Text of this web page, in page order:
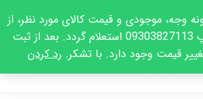
وجه، موجودی و قیمت کالای مورد نظر، از
طریق شماره واتس اپ 09303827113 استعلام گردد. بعد از ثبت
قیمت وجود دارد. با تشکر. رد کردن